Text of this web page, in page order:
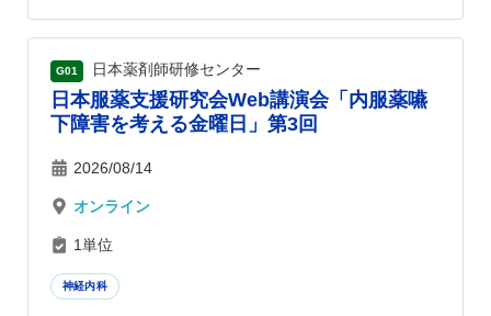
G01 日本薬剤師研修センター
日本服薬支援研究会Web講演会「内服薬嚥
下障害を考える金曜日」第3回
2026/08/14
オンライン
1単位
神経内科